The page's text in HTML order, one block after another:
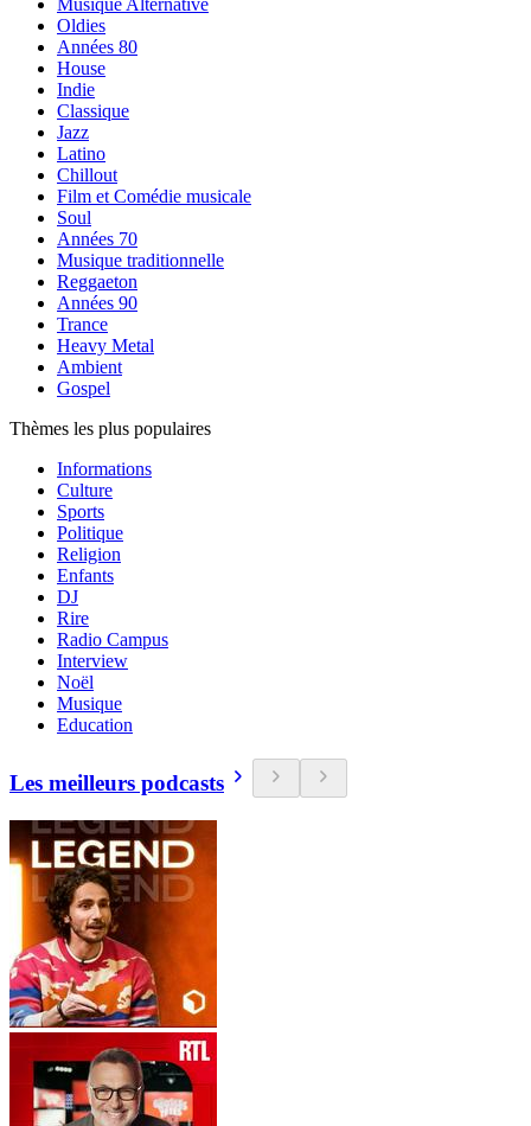
Musique Alternative
Oldies
Années 80
House
Indie
Classique
Jazz
Latino
Chillout
Film et Comédie musicale
Soul
Années 70
Musique traditionnelle
Reggaeton
Années 90
Trance
Heavy Metal
Ambient
Gospel
Thèmes les plus populaires
Informations
Culture
Sports
Politique
Religion
Enfants
DJ
Rire
Radio Campus
Interview
Noël
Musique
Education
Les meilleurs podcasts